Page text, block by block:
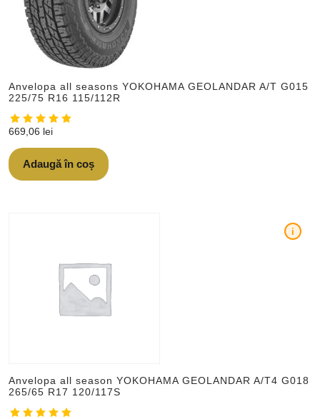
Anvelopa all seasons YOKOHAMA GEOLANDAR A/T G015
225/75 R16 115/112R
669,06 lei
Adaugă în coș
Anvelopa all season YOKOHAMA GEOLANDAR A/T4 G018
265/65 R17 120/117S
i